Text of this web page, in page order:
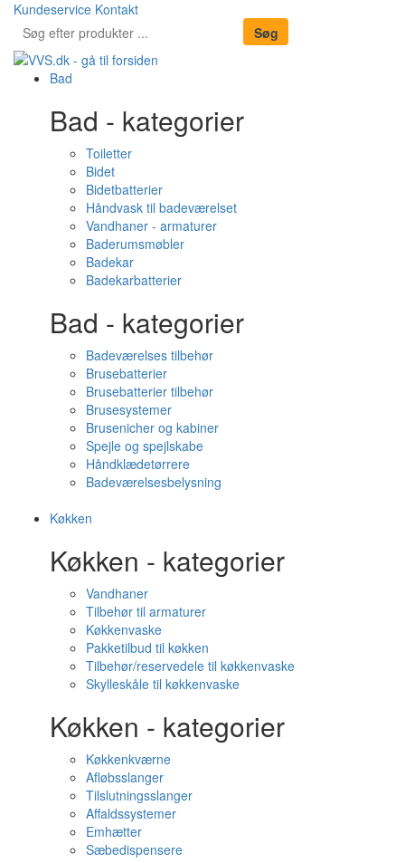
Kundeservice Kontakt
Bad
Bad - kategorier
Toiletter
Bidet
Bidetbatterier
Håndvask til badeværelset
Vandhaner - armaturer
Baderumsmøbler
Badekar
Badekarbatterier
Bad - kategorier
Badeværelses tilbehør
Brusebatterier
Brusebatterier tilbehør
Brusesystemer
Brusenicher og kabiner
Spejle og spejlskabe
Håndklædetørrere
Badeværelsesbelysning
Køkken
Køkken - kategorier
Vandhaner
Tilbehør til armaturer
Køkkenvaske
Pakketilbud til køkken
Tilbehør/reservedele til køkkenvaske
Skylleskåle til køkkenvaske
Køkken - kategorier
Køkkenkværne
Afløbsslanger
Tilslutningsslanger
Affaldssystemer
Emhætter
Sæbedispensere